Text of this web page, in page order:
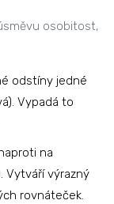
osobitost,
odstíny jedné
Vypadá to
na
Vytváří výrazný
rovnáteček.